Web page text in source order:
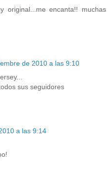
original...me encanta!! muchas
de 2010 a las 9:10
sus seguidores
a las 9:14